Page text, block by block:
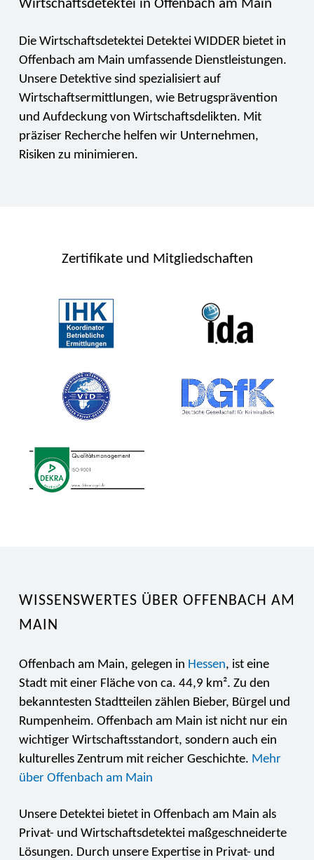
Wirtschaftsdetektei in Offenbach am Main
Die Wirtschaftsdetektei Detektei WIDDER bietet in
Offenbach am Main umfassende Dienstleistungen.
Unsere Detektive sind spezialisiert auf
Wirtschaftsermittlungen, wie Betrugsprävention
und Aufdeckung von Wirtschaftsdelikten. Mit
präziser Recherche helfen wir Unternehmen,
Risiken zu minimieren.
Zertifikate und Mitgliedschaften
WISSENSWERTES ÜBER OFFENBACH AM
MAIN
Offenbach am Main, gelegen in Hessen, ist eine
Stadt mit einer Fläche von ca. 44,9 km². Zu den
bekanntesten Stadtteilen zählen Bieber, Bürgel und
Rumpenheim. Offenbach am Main ist nicht nur ein
wichtiger Wirtschaftsstandort, sondern auch ein
kulturelles Zentrum mit reicher Geschichte. Mehr
über Offenbach am Main
Unsere Detektei bietet in Offenbach am Main als
Privat- und Wirtschaftsdetektei maßgeschneiderte
Lösungen. Durch unsere Expertise in Privat- und